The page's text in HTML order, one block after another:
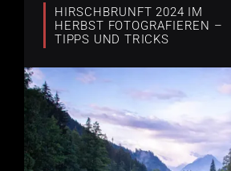
HIRSCHBRUNFT 2024 IM
HERBST FOTOGRAFIEREN –
TIPPS UND TRICKS